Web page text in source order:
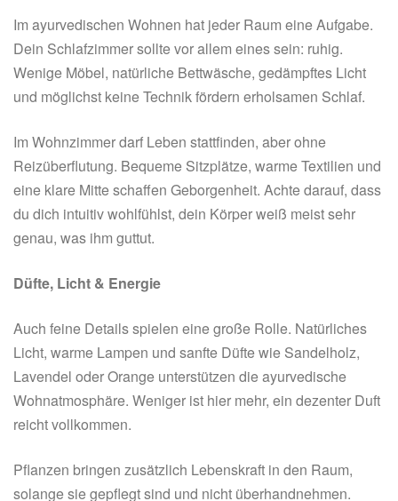
Im ayurvedischen Wohnen hat jeder Raum eine Aufgabe.
Dein Schlafzimmer sollte vor allem eines sein: ruhig.
Wenige Möbel, natürliche Bettwäsche, gedämpftes Licht
und möglichst keine Technik fördern erholsamen Schlaf.
Im Wohnzimmer darf Leben stattfinden, aber ohne
Reizüberflutung. Bequeme Sitzplätze, warme Textilien und
eine klare Mitte schaffen Geborgenheit. Achte darauf, dass
du dich intuitiv wohlfühlst, dein Körper weiß meist sehr
genau, was ihm guttut.
Düfte, Licht & Energie
Auch feine Details spielen eine große Rolle. Natürliches
Licht, warme Lampen und sanfte Düfte wie Sandelholz,
Lavendel oder Orange unterstützen die ayurvedische
Wohnatmosphäre. Weniger ist hier mehr, ein dezenter Duft
reicht vollkommen.
Pflanzen bringen zusätzlich Lebenskraft in den Raum,
solange sie gepflegt sind und nicht überhandnehmen.